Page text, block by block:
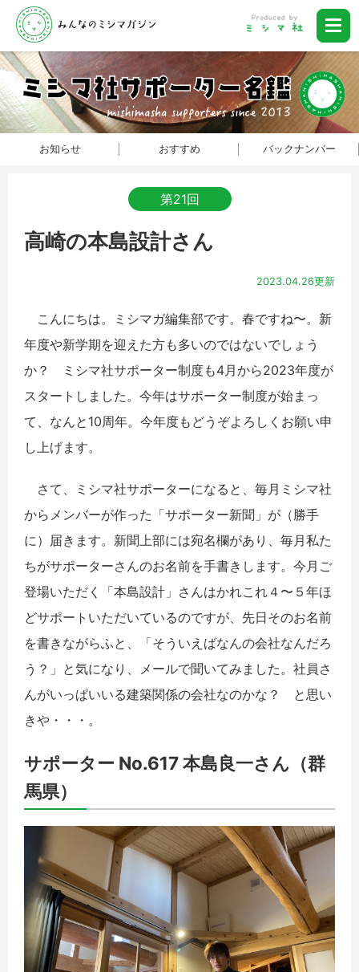
お知らせ おすすめ バックナンバー
第21回
高崎の本島設計さん
2023.04.26更新
こんにちは。ミシマガ編集部です。春ですね〜。新
年度や新学期を迎えた方も多いのではないでしょう
か？ ミシマ社サポーター制度も4月から2023年度が
スタートしました。今年はサポーター制度が始まっ
て、なんと10周年。今年度もどうぞよろしくお願い申
し上げます。
さて、ミシマ社サポーターになると、毎月ミシマ社
からメンバーが作った「サポーター新聞」が（勝手
に）届きます。新聞上部には宛名欄があり、毎月私た
ちがサポーターさんのお名前を手書きします。今月ご
登場いただく「本島設計」さんはかれこれ４〜５年ほ
どサポートいただいているのですが、先日そのお名前
を書きながらふと、「そういえばなんの会社なんだろ
う？」と気になり、メールで聞いてみました。社員さ
んがいっぱいいる建築関係の会社なのかな？ と思い
きや・・・。
サポーター No.617 本島良一さん（群
馬県）